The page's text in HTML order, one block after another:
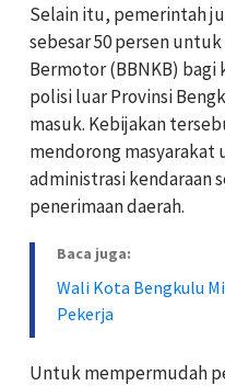
Selain itu, pemerintah
sebesar 50 persen
Bermotor (BBNKB) bagi
polisi luar Provinsi
masuk. Kebijakan
mendorong masyarakat
administrasi kendaraan
penerimaan daerah.
Baca juga:
Wali Kota Bengkulu
Pekerja
Untuk mempermudah